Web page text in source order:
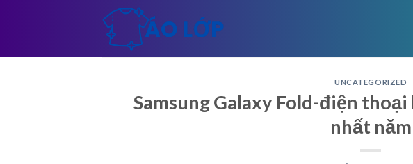
UNCATEGORIZED
Samsung Galaxy Fold-điện
nhất năm